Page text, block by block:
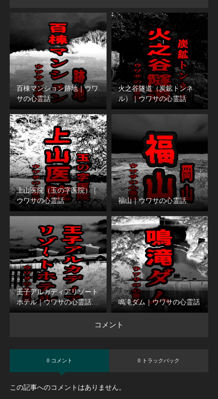
百棟マンション跡地｜ウワ
サの心霊話
火之谷隧道（炭鉱トンネ
ル）｜ウワサの心霊話
上山医院（玉の字医院）｜
ウワサの心霊話
福山｜ウワサの心霊話
王子アルカディアリゾート
ホテル｜ウワサの心霊話…
鳴滝ダム｜ウワサの心霊話
コメント
0 コメント 0 トラックバック
この記事へのコメントはありません。